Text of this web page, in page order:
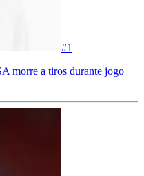
#1
morre a tiros durante jogo